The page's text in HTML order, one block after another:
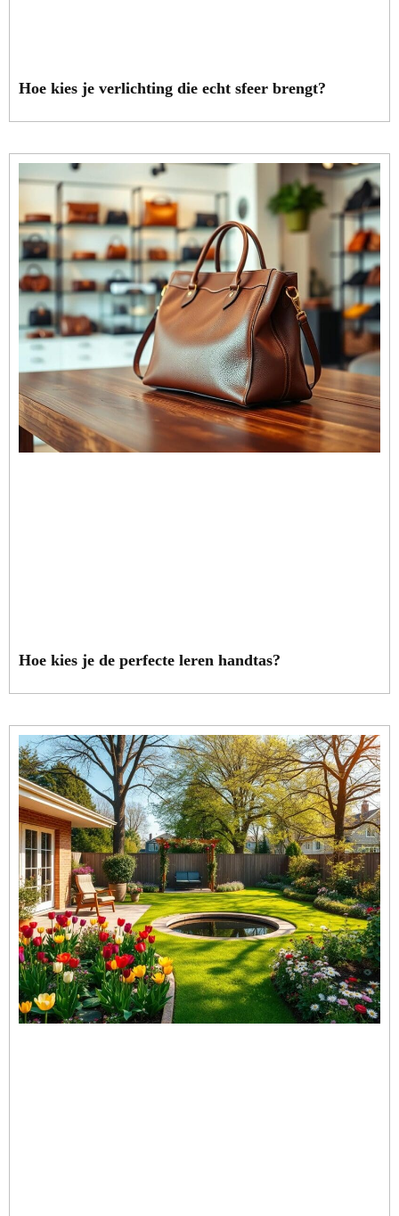
Hoe kies je verlichting die echt sfeer brengt?
Hoe kies je de perfecte leren handtas?